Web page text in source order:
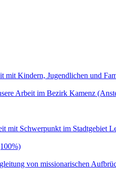
Kindern, Jugendlichen und
Arbeit im Bezirk Kamenz
mit Schwerpunkt im Stadtgebiet
von missionarischen